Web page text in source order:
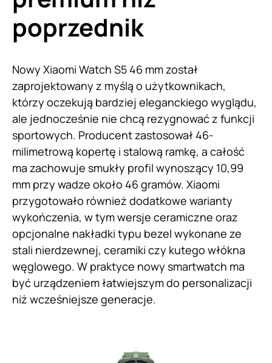
poprzednik
Nowy Xiaomi Watch S5 46 mm został
zaprojektowany z myślą o użytkownikach,
którzy oczekują bardziej eleganckiego wyglądu,
ale jednocześnie nie chcą rezygnować z funkcji
sportowych. Producent zastosował 46-
milimetrową kopertę i stalową ramkę, a całość
ma zachowuje smukły profil wynoszący 10,99
mm przy wadze około 46 gramów. Xiaomi
przygotowało również dodatkowe warianty
wykończenia, w tym wersje ceramiczne oraz
opcjonalne nakładki typu bezel wykonane ze
stali nierdzewnej, ceramiki czy kutego włókna
węglowego. W praktyce nowy smartwatch ma
być urządzeniem łatwiejszym do personalizacji
niż wcześniejsze generacje.